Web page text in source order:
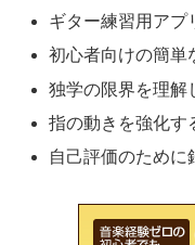
ギター練習用アプ
初心者向けの簡単
独学の限界を理解
指の動きを強化す
自己評価のために